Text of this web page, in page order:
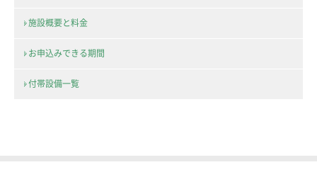
施設概要と料金
お申込みできる期間
付帯設備一覧